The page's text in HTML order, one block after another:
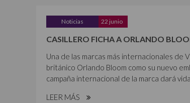
Noticias 22 junio
CASILLERO FICHA A ORLANDO
Una de las marcas más internacionales de
británico Orlando Bloom como su nuevo
campaña internacional de la marca dará
LEER MÁS